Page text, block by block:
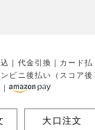
｜代金引換｜カード払
ビニ後払い（スコア後
大口注文